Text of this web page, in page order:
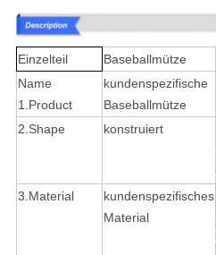
Einzelteil Baseballmütze
Name
1.Product
kundenspezifische
Baseballmütze
2.Shape
konstruiert
3.Material
kundenspezifisches
Material